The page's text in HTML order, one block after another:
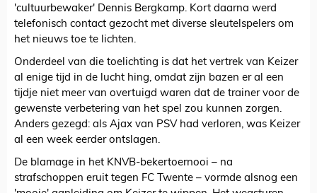
'cultuurbewaker' Dennis Bergkamp. Kort daarna werd
telefonisch contact gezocht met diverse sleutelspelers om
het nieuws toe te lichten.
Onderdeel van die toelichting is dat het vertrek van Keizer
al enige tijd in de lucht hing, omdat zijn bazen er al een
tijdje niet meer van overtuigd waren dat de trainer voor de
gewenste verbetering van het spel zou kunnen zorgen.
Anders gezegd: als Ajax van PSV had verloren, was Keizer
al een week eerder ontslagen.
De blamage in het KNVB-bekertoernooi – na
strafschoppen eruit tegen FC Twente – vormde alsnog een